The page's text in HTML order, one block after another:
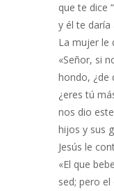
que te dice
y él te daría
La mujer le
«Señor, si
hondo, ¿de
¿eres tú
nos dio
hijos y sus
Jesús le
«El que
sed; pero